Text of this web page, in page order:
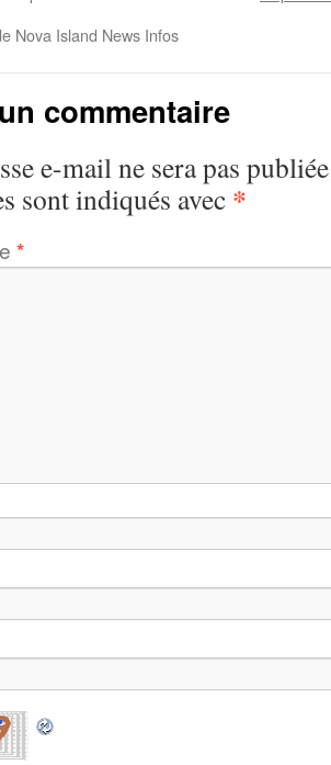
Nova Island News Infos
commentaire
e-mail ne sera pas
sont indiqués avec *
*